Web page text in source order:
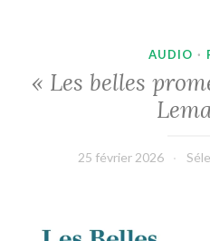
AUDIO ·
« Les belles
25 février 2026